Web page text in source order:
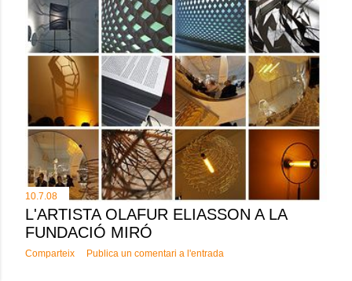
10.7.08
L'ARTISTA OLAFUR ELIASSON A LA
FUNDACIÓ MIRÓ
Comparteix Publica un comentari a l'entrada